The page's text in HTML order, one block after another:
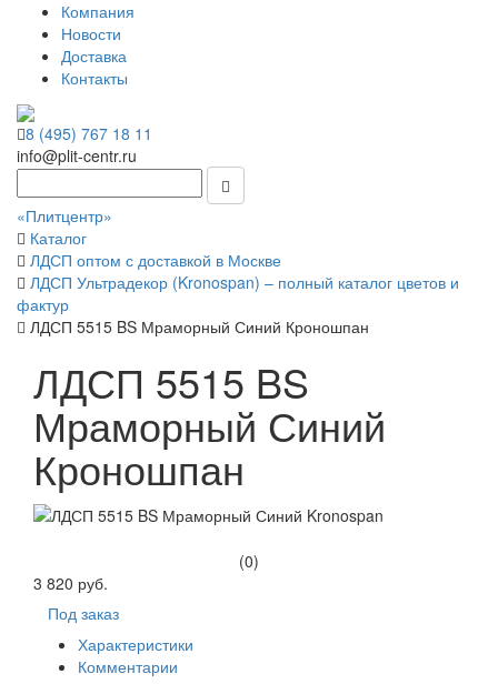
Компания
Новости
Доставка
Контакты
8 (495) 767 18 11
info@plit-centr.ru
«Плитцентр»
Каталог
ЛДСП оптом с доставкой в Москве
ЛДСП Ультрадекор (Kronospan) – полный каталог цветов и
фактур
ЛДСП 5515 BS Мраморный Синий Кроношпан
ЛДСП 5515 BS
Мраморный Синий
Кроношпан
(0)
3 820 руб.
Под заказ
Характеристики
Комментарии